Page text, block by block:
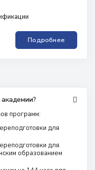
Подробнее
программ:
для
для
образованием